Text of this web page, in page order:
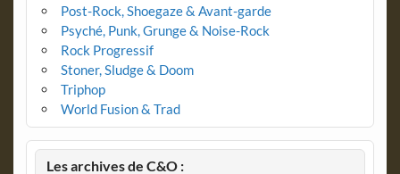
Post-Rock, Shoegaze & Avant-garde
Psyché, Punk, Grunge & Noise-Rock
Rock Progressif
Stoner, Sludge & Doom
Triphop
World Fusion & Trad
Les archives de C&O :